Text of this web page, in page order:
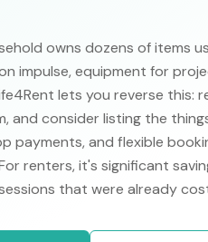
owns dozens of items
impulse, equipment for
lets you reverse this:
and consider listing the
payments, and flexible
renters, it's significant
that were already